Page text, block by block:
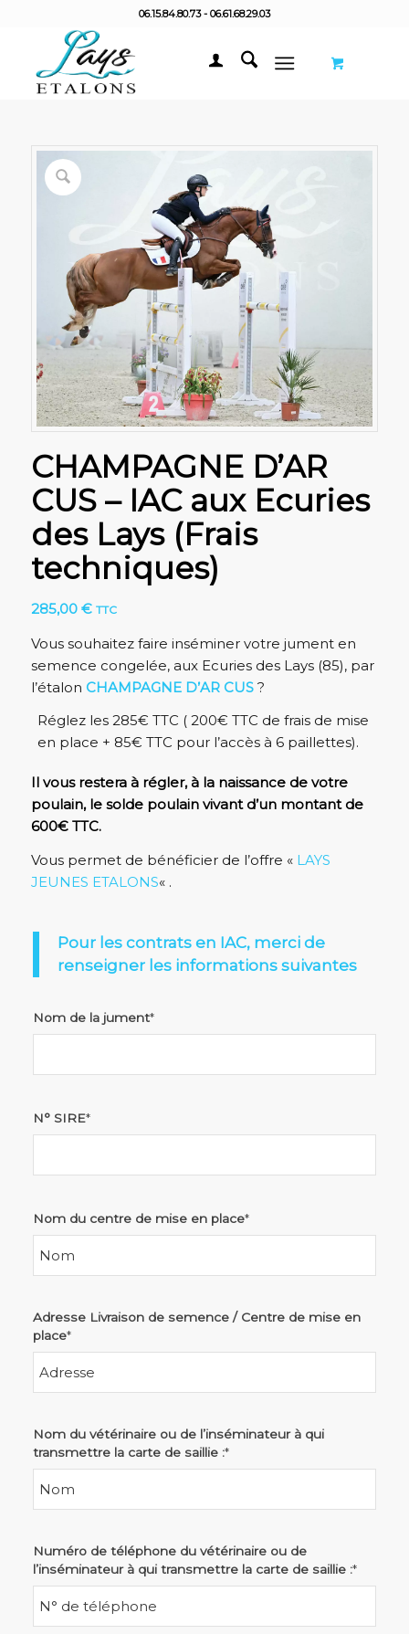
06.15.84.80.73 - 06.61.68.29.03
CHAMPAGNE D’AR
CUS – IAC aux Ecuries
des Lays (Frais
techniques)
285,00 € TTC
Vous souhaitez faire inséminer votre jument en
semence congelée, aux Ecuries des Lays (85), par
l’étalon CHAMPAGNE D’AR CUS?
Réglez les 285€ TTC ( 200€ TTC de frais de mise
en place + 85€ TTC pour l’accès à 6 paillettes).
Il vous restera à régler, à la naissance de votre
poulain, le solde poulain vivant d’un montant de
600€ TTC.
Vous permet de bénéficier de l’offre « LAYS
JEUNES ETALONS« .
Pour les contrats en IAC, merci de
renseigner les informations suivantes
Nom de la jument*
N° SIRE*
Nom du centre de mise en place*
Adresse Livraison de semence / Centre de mise en
place*
Nom du vétérinaire ou de l’inséminateur à qui
transmettre la carte de saillie :*
Numéro de téléphone du vétérinaire ou de
l’inséminateur à qui transmettre la carte de saillie :*